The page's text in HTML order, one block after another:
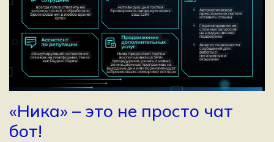
«Ника» – это не просто чат
бот!